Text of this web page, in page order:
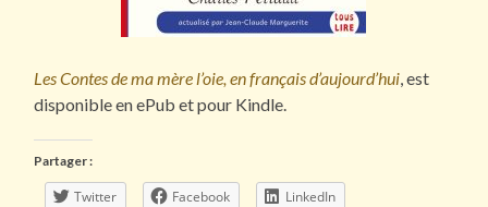
Les Contes de ma mère l’oie, en français d’aujourd’hui, est
disponible en ePub et pour Kindle.
Partager :
Twitter Facebook
LinkedIn